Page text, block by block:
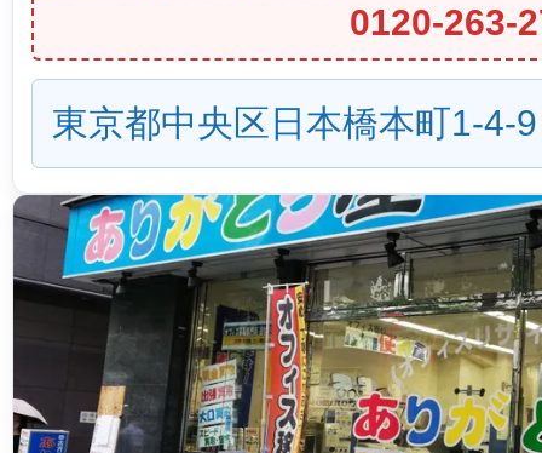
0120-263-
東京都中央区日本橋本町1-4-9